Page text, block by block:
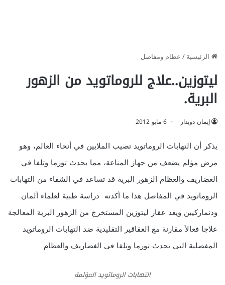
الرئيسية/عظام ومفاصل
ليتوزين..علاج للروماتويد من الزهور
البرية.
إيمان دويدار 6 مايو 2012
يذكر أن التهابات الروماتويد تصيب الملايين في أنحاء العالم، وهو
مرض مؤلم يضعف من جهاز المناعة، مما يحدث تورما وتلفا في
الغضاريف والعظام الزهور البرية قد تساعد في الشفاء من التهابات
الروماتويد في المفاصل هذا ما أكدته دراسة طبية لعلماء ألمان
ودنماركيين ويعد عقار ليتوزين المستخرج من الزهور البرية المعالجة
علاجا فعالاَ مقارنة مع العقاقير التقليدية ضد التهابات الروماتويد
المفصلية التي تحدث تورما وتلفا في الغضاريف والعظام
التهابات الروماتويد المؤلمة